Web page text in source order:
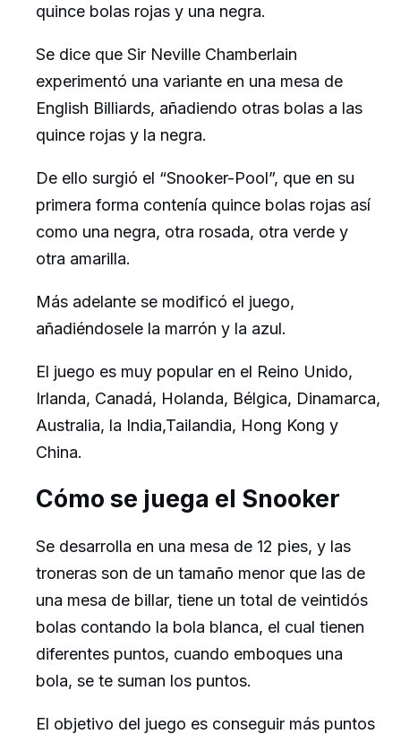
quince bolas rojas y una negra.
Se dice que Sir Neville Chamberlain
experimentó una variante en una mesa de
English Billiards, añadiendo otras bolas a las
quince rojas y la negra.
De ello surgió el “Snooker-Pool”, que en su
primera forma contenía quince bolas rojas así
como una negra, otra rosada, otra verde y
otra amarilla.
Más adelante se modificó el juego,
añadiéndosele la marrón y la azul.
​El juego es muy popular en el Reino Unido,
Irlanda, Canadá, Holanda, Bélgica, Dinamarca,
Australia, la India,Tailandia, Hong Kong y
China.
Cómo se juega el Snooker
Se desarrolla en una mesa de 12 pies, y las
troneras son de un tamaño menor que las de
una mesa de billar, tiene un total de veintidós
bolas contando la bola blanca, el cual tienen
diferentes puntos, cuando emboques una
bola, se te suman los puntos.
El objetivo del juego es conseguir más puntos